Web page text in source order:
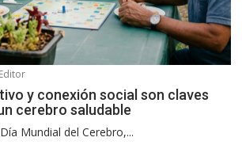
Editor
y conexión social son claves
cerebro saludable
Mundial del Cerebro,...